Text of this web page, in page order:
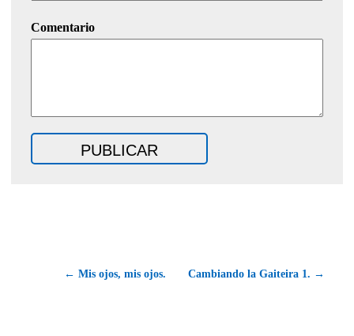
Comentario
← Mis ojos, mis ojos. Cambiando la Gaiteira 1. →